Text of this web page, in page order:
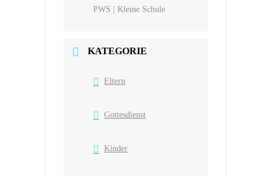
PWS | Kleine Schule
KATEGORIE
Eltern
Gottesdienst
Kinder